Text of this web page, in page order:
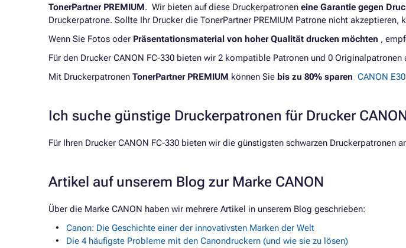
TonerPartner PREMIUM. Wir bieten auf diese Druckerpatronen eine Garantie gegen
Druckerpatrone. Sollte Ihr Drucker die TonerPartner PREMIUM Patrone nicht
Wenn Sie Fotos oder Präsentationsmaterial von hoher Qualität drucken möchten ,
Für den Drucker CANON FC-330 bieten wir 2 kompatible Patronen und 0 Originalpatronen
Mit Druckerpatronen TonerPartner PREMIUM können Sie bis zu 80% sparen CANON
Ich suche günstige Druckerpatronen für Drucker
Für Ihren Drucker CANON FC-330 bieten wir die günstigsten schwarzen Druckerpatronen
Artikel auf unserem Blog zur Marke CANON
Über die Marke CANON haben wir mehrere Artikel in unserem Blog geschrieben:
Canon: Die Geschichte einer der innovativsten Marken der Welt
Die 4 häufigste Probleme mit den Canondruckern (und wie sie zu lösen)